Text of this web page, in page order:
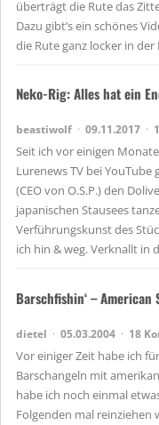
überträgt die Rute das
Dazu gibt’s ein schönes
die Rute ganz locker in
Neko-Rig: Alles hat ein
beastiwolf 09.11.2017
Seit ich vor einigen
Lurenews TV bei
(CEO von O.S.P.) den
japanischen Stausees
Verführungskunst des
ich hin & weg. Verknallt in
Barschfishin‘ – American
dietel 05.03.2004 18
Vor einiger Zeit habe ich
Barschangeln mit
habe ich noch einmal
Folgenden mal reinziehen